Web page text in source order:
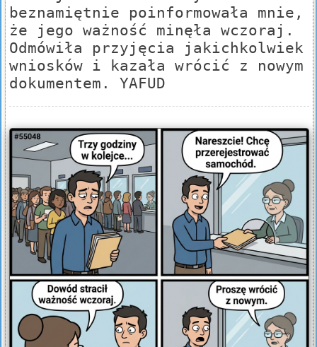
beznamiętnie poinformowała mnie,
że jego ważność minęła wczoraj.
Odmówiła przyjęcia jakichkolwiek
wniosków i kazała wrócić z nowym
dokumentem. YAFUD